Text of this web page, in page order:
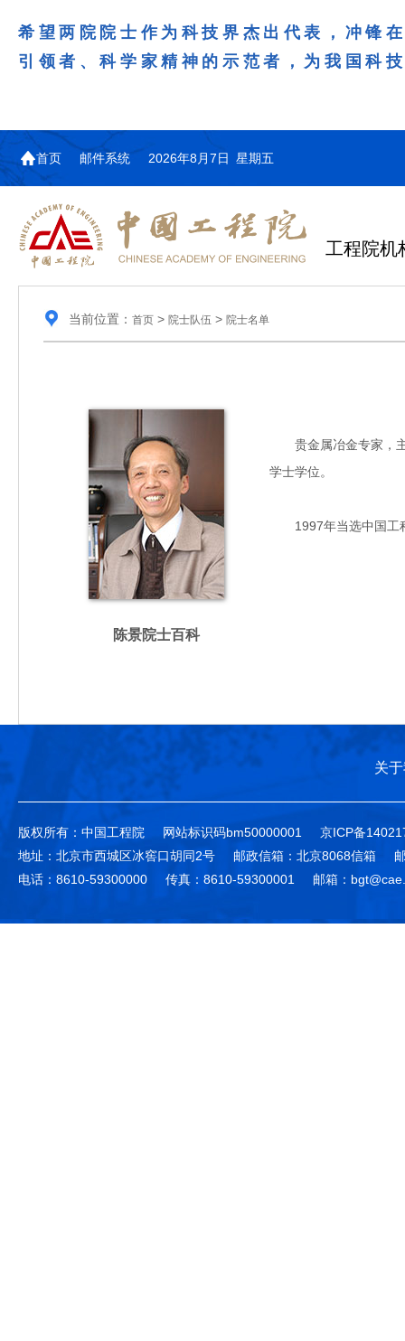
希望两院院士作为科技界杰出代表，冲锋
引领者、科学家精神的示范者，为我国科
首页 邮件系统 2026年8月7日 星期五
工程院机
当前位置： 首页> 院士队伍 > 院士名单
陈景院士百科
贵金属冶金专家，主
学士学位。
1997年当选中国工
关
版权所有：中国工程院 网站标识码bm50000001
京ICP备
地址：北京市西城区冰窖口胡同2号
邮政信箱：北京8068信箱
电话：8610-59300000
传真：8610-59300001 邮箱：